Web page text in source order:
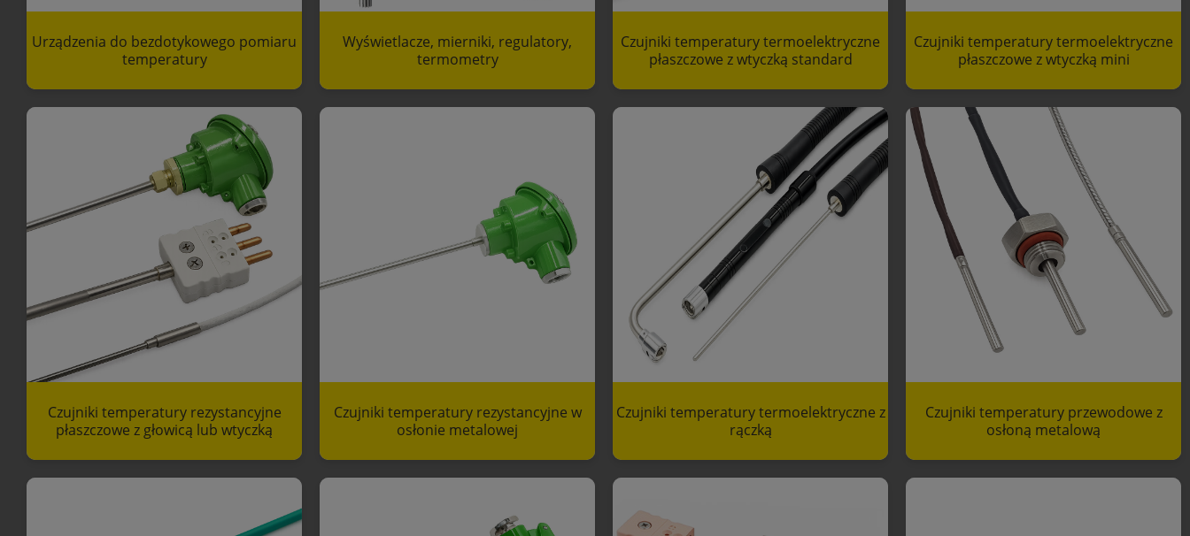
Urządzenia do bezdotykowego pomiaru
temperatury
Wyświetlacze, mierniki, regulatory,
termometry
Czujniki temperatury termoelektryczne
płaszczowe z wtyczką standard
Czujniki temperatury termoelektryczne
płaszczowe z wtyczką mini
Czujniki temperatury rezystancyjne
płaszczowe z głowicą lub wtyczką
Czujniki temperatury rezystancyjne w
osłonie metalowej
Czujniki temperatury termoelektryczne z
rączką
Czujniki temperatury przewodowe z
osłoną metalową